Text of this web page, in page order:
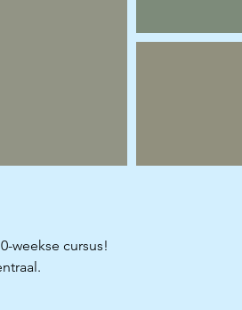
weekse cursus!